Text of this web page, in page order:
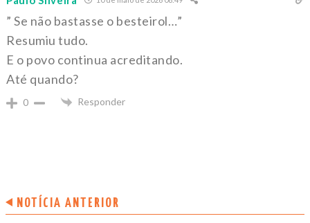
” Se não bastasse o besteirol…”
Resumiu tudo.
E o povo continua acreditando.
Até quando?
0 Responder
NOTÍCIA ANTERIOR